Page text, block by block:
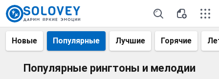
Новые Популярные Лучшие Горячие
Популярные рингтоны и мелодии